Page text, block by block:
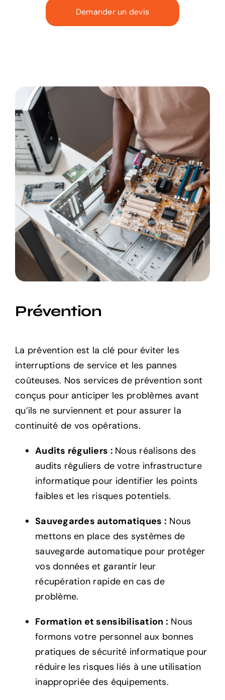
Demander un devis
Prévention
La prévention est la clé pour éviter les
interruptions de service et les pannes
coûteuses. Nos services de prévention sont
conçus pour anticiper les problèmes avant
qu’ils ne surviennent et pour assurer la
continuité de vos opérations.
Audits réguliers : Nous réalisons des
audits réguliers de votre infrastructure
informatique pour identifier les points
faibles et les risques potentiels.
Sauvegardes automatiques : Nous
mettons en place des systèmes de
sauvegarde automatique pour protéger
vos données et garantir leur
récupération rapide en cas de
problème.
Formation et sensibilisation : Nous
formons votre personnel aux bonnes
pratiques de sécurité informatique pour
réduire les risques liés à une utilisation
inappropriée des équipements.